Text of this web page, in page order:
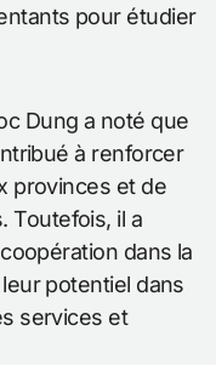
pour étudier
Dung a noté que
à renforcer
provinces et de
Toutefois, il a
dans la
potentiel dans
services et